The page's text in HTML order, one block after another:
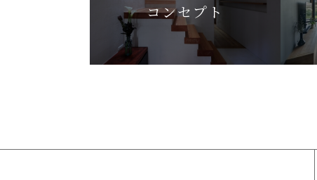
コンセプト